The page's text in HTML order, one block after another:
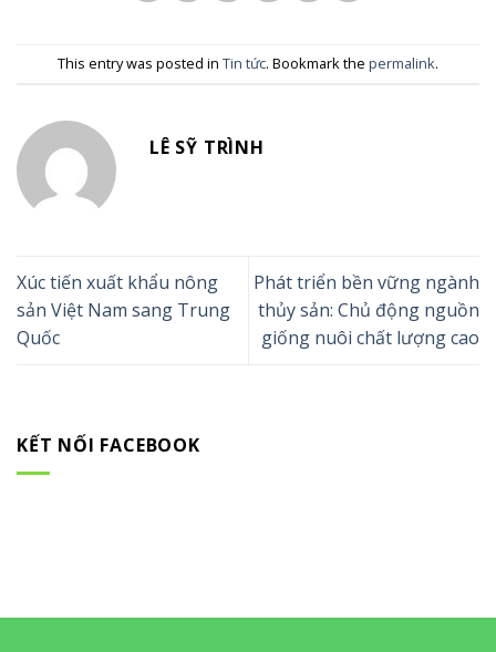
This entry was posted in Tin tức. Bookmark the permalink.
LÊ SỸ TRÌNH
Xúc tiến xuất khẩu nông
sản Việt Nam sang Trung
Quốc
Phát triển bền vững ngành
thủy sản: Chủ động nguồn
giống nuôi chất lượng cao
KẾT NỐI FACEBOOK